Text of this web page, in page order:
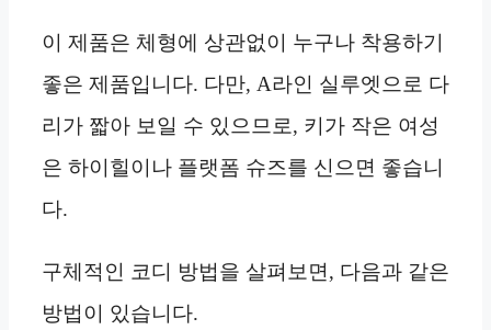
이 제품은 체형에 상관없이 누구나 착용하기
좋은 제품입니다. 다만, A라인 실루엣으로 다
리가 짧아 보일 수 있으므로, 키가 작은 여성
은 하이힐이나 플랫폼 슈즈를 신으면 좋습니
다.
구체적인 코디 방법을 살펴보면, 다음과 같은
방법이 있습니다.